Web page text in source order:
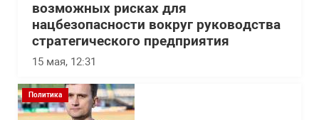
возможных рисках для
нацбезопасности вокруг руководства
стратегического предприятия
15 мая, 12:31
Политика